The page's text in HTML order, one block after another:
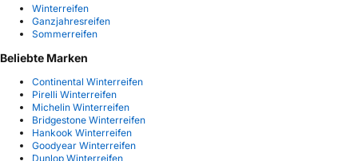
Winterreifen
Ganzjahresreifen
Sommerreifen
Beliebte Marken
Continental Winterreifen
Pirelli Winterreifen
Michelin Winterreifen
Bridgestone Winterreifen
Hankook Winterreifen
Goodyear Winterreifen
Dunlop Winterreifen